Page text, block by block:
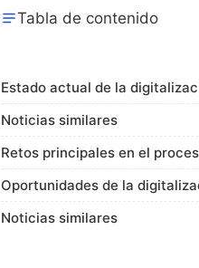
Tabla de contenido
Estado actual de la
Noticias similares
Retos principales en el
Oportunidades de la
Noticias similares